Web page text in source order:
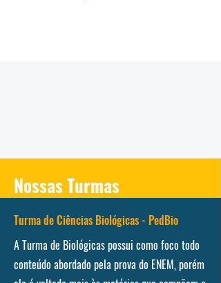
Nossas Turmas
Turma de Ciências Biológicas - PedBio
A Turma de Biológicas possui como foco todo
conteúdo abordado pela prova do ENEM, porém